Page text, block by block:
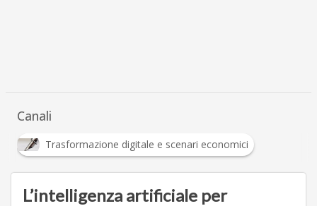
Canali
Trasformazione digitale e scenari economici
L’intelligenza artificiale per